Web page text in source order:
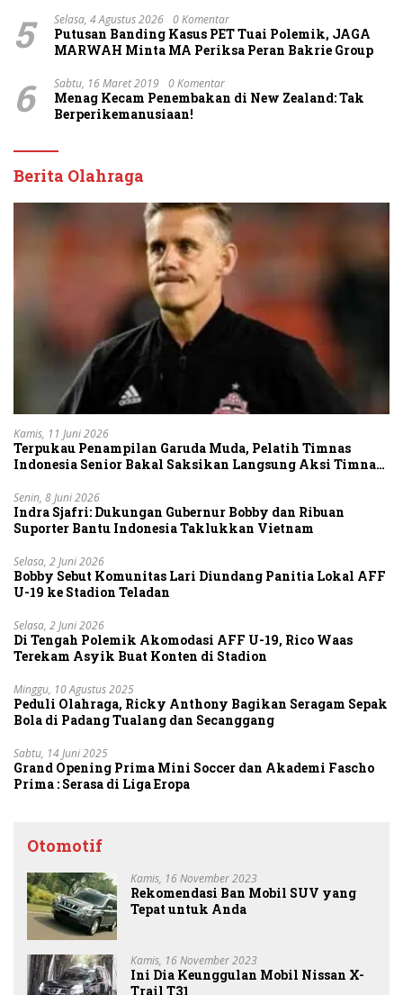
5 Selasa, 4 Agustus 2026 0 Komentar
Putusan Banding Kasus PET Tuai Polemik, JAGA
MARWAH Minta MA Periksa Peran Bakrie Group
6 Sabtu, 16 Maret 2019 0 Komentar
Menag Kecam Penembakan di New Zealand: Tak
Berperikemanusiaan!
Berita Olahraga
Kamis, 11 Juni 2026
Terpukau Penampilan Garuda Muda, Pelatih Timnas
Indonesia Senior Bakal Saksikan Langsung Aksi Timnas
Senin, 8 Juni 2026
Indra Sjafri: Dukungan Gubernur Bobby dan Ribuan
Suporter Bantu Indonesia Taklukkan Vietnam
Selasa, 2 Juni 2026
Bobby Sebut Komunitas Lari Diundang Panitia Lokal AFF
U-19 ke Stadion Teladan
Selasa, 2 Juni 2026
Di Tengah Polemik Akomodasi AFF U-19, Rico Waas
Terekam Asyik Buat Konten di Stadion
Minggu, 10 Agustus 2025
Peduli Olahraga, Ricky Anthony Bagikan Seragam Sepak
Bola di Padang Tualang dan Secanggang
Sabtu, 14 Juni 2025
Grand Opening Prima Mini Soccer dan Akademi Fascho
Prima : Serasa di Liga Eropa
Otomotif
Kamis, 16 November 2023
Rekomendasi Ban Mobil SUV yang
Tepat untuk Anda
Kamis, 16 November 2023
Ini Dia Keunggulan Mobil Nissan X-
Trail T31